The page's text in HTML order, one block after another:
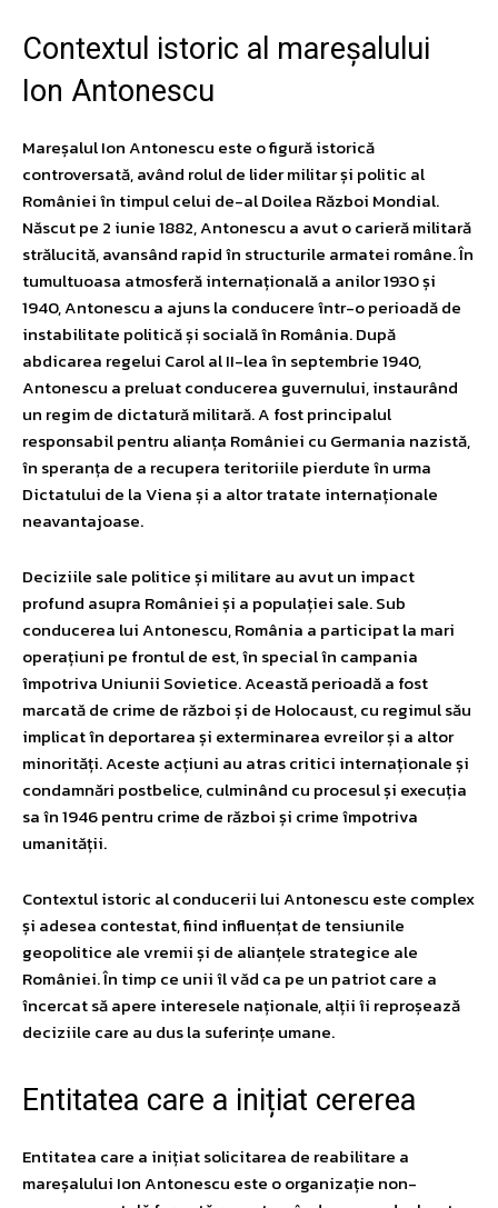
Contextul istoric al mareșalului
Ion Antonescu
Mareșalul Ion Antonescu este o figură istorică
controversată, având rolul de lider militar și politic al
României în timpul celui de-al Doilea Război Mondial.
Născut pe 2 iunie 1882, Antonescu a avut o carieră militară
strălucită, avansând rapid în structurile armatei române. În
tumultuoasa atmosferă internațională a anilor 1930 și
1940, Antonescu a ajuns la conducere într-o perioadă de
instabilitate politică și socială în România. După
abdicarea regelui Carol al II-lea în septembrie 1940,
Antonescu a preluat conducerea guvernului, instaurând
un regim de dictatură militară. A fost principalul
responsabil pentru alianța României cu Germania nazistă,
în speranța de a recupera teritoriile pierdute în urma
Dictatului de la Viena și a altor tratate internaționale
neavantajoase.
Deciziile sale politice și militare au avut un impact
profund asupra României și a populației sale. Sub
conducerea lui Antonescu, România a participat la mari
operațiuni pe frontul de est, în special în campania
împotriva Uniunii Sovietice. Această perioadă a fost
marcată de crime de război și de Holocaust, cu regimul său
implicat în deportarea și exterminarea evreilor și a altor
minorități. Aceste acțiuni au atras critici internaționale și
condamnări postbelice, culminând cu procesul și execuția
sa în 1946 pentru crime de război și crime împotriva
umanității.
Contextul istoric al conducerii lui Antonescu este complex
și adesea contestat, fiind influențat de tensiunile
geopolitice ale vremii și de alianțele strategice ale
României. În timp ce unii îl văd ca pe un patriot care a
încercat să apere interesele naționale, alții îi reproșează
deciziile care au dus la suferințe umane.
Entitatea care a inițiat cererea
Entitatea care a inițiat solicitarea de reabilitare a
mareșalului Ion Antonescu este o organizație non-